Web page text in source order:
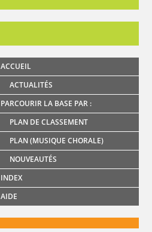
ACCUEIL
ACTUALITÉS
PARCOURIR LA BASE PAR :
PLAN DE CLASSEMENT
PLAN (MUSIQUE CHORALE)
NOUVEAUTÉS
INDEX
AIDE